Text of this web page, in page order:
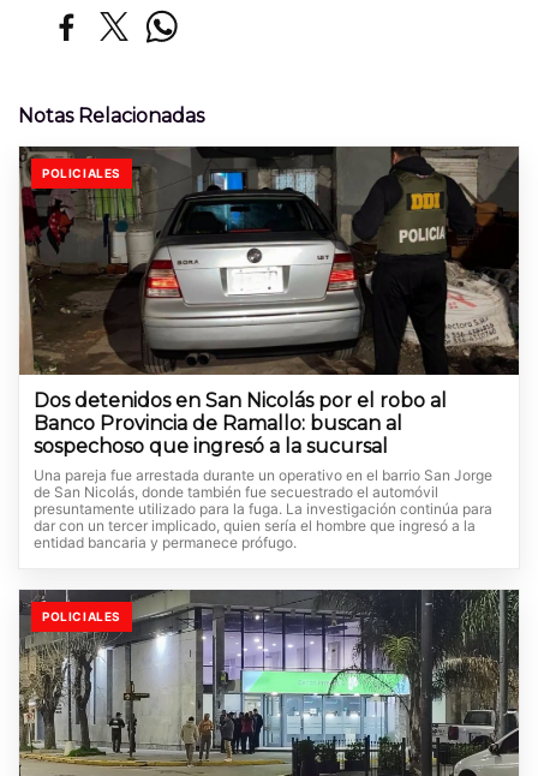
Notas Relacionadas
POLICIALES
Dos detenidos en San Nicolás por el robo al
Banco Provincia de Ramallo: buscan al
sospechoso que ingresó a la sucursal
Una pareja fue arrestada durante un operativo en el barrio San Jorge
de San Nicolás, donde también fue secuestrado el automóvil
presuntamente utilizado para la fuga. La investigación continúa para
dar con un tercer implicado, quien sería el hombre que ingresó a la
entidad bancaria y permanece prófugo.
POLICIALES